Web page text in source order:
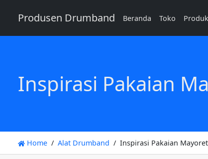
Produsen Drumband Beranda Toko Produk
Inspirasi Pakaian
Home Alat Drumband Inspirasi Pakaian